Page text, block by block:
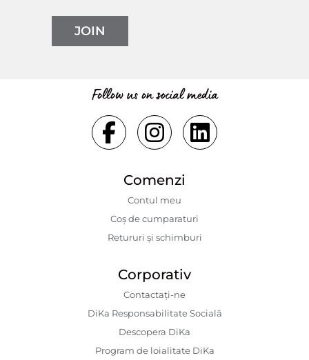
JOIN
Follow us on social media
Comenzi
Contul meu
Coș de cumparaturi
Retururi și schimburi
Corporativ
Contactaţi-ne
DiKa Responsabilitate Socială
Descopera DiKa
Program de loialitate DiKa